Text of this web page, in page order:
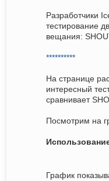
Разработчики
тестирование
вещания:
**********
На странице
интересный
сравнивает
Посмотрим на
График